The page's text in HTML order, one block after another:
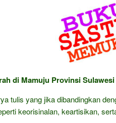
di Mamuju Provinsi
tulis yang jika dibandingkan
keorisinalan, keartisikan,